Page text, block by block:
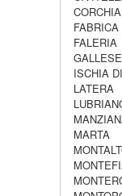
FALERIA
GALLESE
ISCHIA
LATERA
MARTA